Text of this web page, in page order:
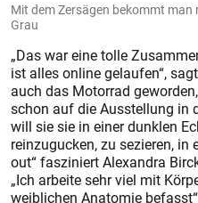
Mit dem Zersägen bekommt
Grau
„Das war eine tolle
ist alles online gelaufen“,
auch das Motorrad
schon auf die Ausstellung in
will sie sie in einer dunklen
reinzugucken, zu sezieren, in
out“ fasziniert ­Alexandra
„Ich arbeite sehr viel mit
weiblichen Anatomie